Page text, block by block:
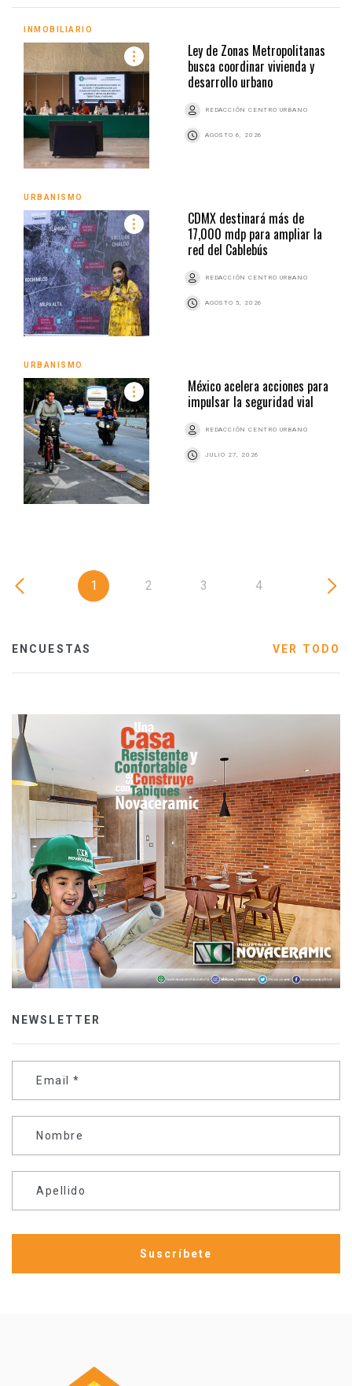
INMOBILIARIO
Ley de Zonas Metropolitanas
busca coordinar vivienda y
desarrollo urbano
REDACCIÓN CENTRO URBANO
AGOSTO 6, 2026
URBANISMO
CDMX destinará más de
17,000 mdp para ampliar la
red del Cablebús
REDACCIÓN CENTRO URBANO
AGOSTO 5, 2026
URBANISMO
México acelera acciones para
impulsar la seguridad vial
REDACCIÓN CENTRO URBANO
JULIO 27, 2026
1 2 3 4
ENCUESTAS VER TODO
NEWSLETTER
Email *
Nombre
Apellido